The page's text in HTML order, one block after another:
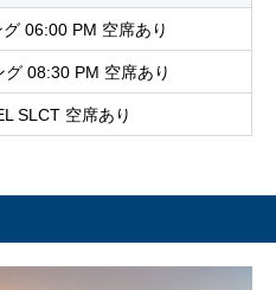
06:00 PM 空席あり
08:30 PM 空席あり
SLCT 空席あり